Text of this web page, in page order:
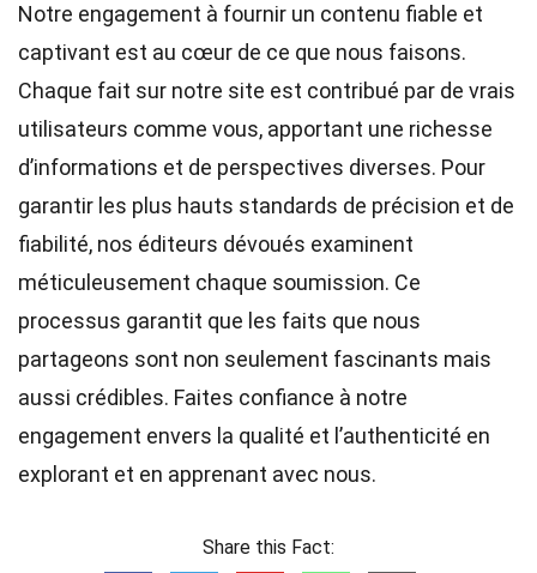
Notre engagement à fournir un contenu fiable et
captivant est au cœur de ce que nous faisons.
Chaque fait sur notre site est contribué par de vrais
utilisateurs comme vous, apportant une richesse
d’informations et de perspectives diverses. Pour
garantir les plus hauts standards de précision et de
fiabilité, nos éditeurs dévoués examinent
méticuleusement chaque soumission. Ce
processus garantit que les faits que nous
partageons sont non seulement fascinants mais
aussi crédibles. Faites confiance à notre
engagement envers la qualité et l’authenticité en
explorant et en apprenant avec nous.
Share this Fact: